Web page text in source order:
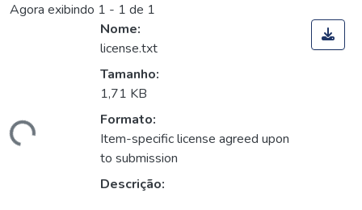
Agora exibindo 1 - 1 de 1
Nome:
license.txt
Tamanho:
1,71 KB
Formato:
Item-specific license agreed upon
to submission
Descrição: